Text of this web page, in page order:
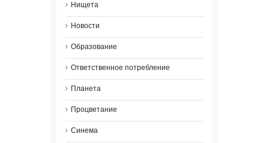
Нищета
Новости
Образование
Ответственное потребление
Планета
Процветание
Синема